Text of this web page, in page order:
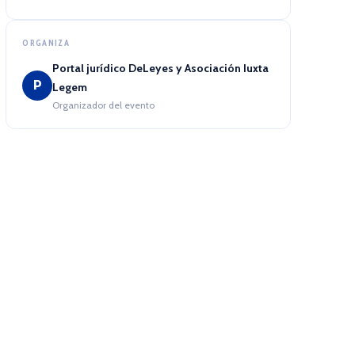
ORGANIZA
P
Portal jurídico DeLeyes y Asociación Iuxta
Legem
Organizador del evento